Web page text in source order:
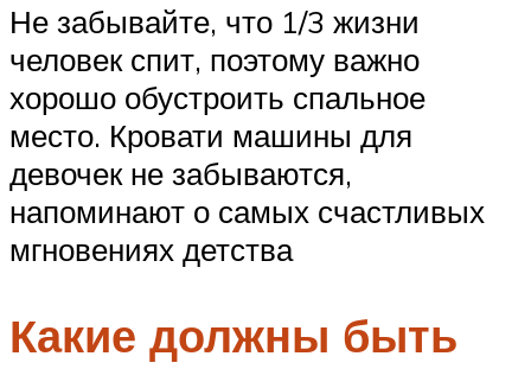
Не забывайте, что 1/3 жизни
человек спит, поэтому важно
хорошо обустроить спальное
место. Кровати машины для
девочек не забываются,
напоминают о самых счастливых
мгновениях детства
Какие должны быть